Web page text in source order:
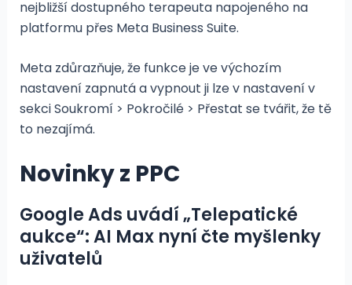
nejbližší dostupného terapeuta napojeného na
platformu přes Meta Business Suite.
Meta zdůrazňuje, že funkce je ve výchozím
nastavení zapnutá a vypnout ji lze v nastavení v
sekci Soukromí > Pokročilé > Přestat se tvářit, že tě
to nezajímá.
Novinky z PPC
Google Ads uvádí „Telepatické
aukce“: AI Max nyní čte myšlenky
uživatelů